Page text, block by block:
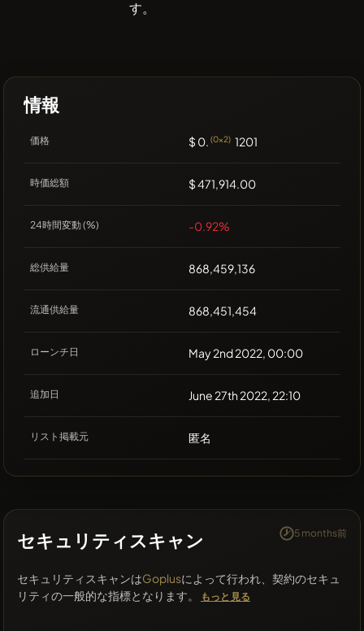
す。
情報
価格 $ 0. (0x2) 1201
時価総額 $ 471,914.00
24時間変動 (%) -0.92%
総供給量 868,459,136
流通供給量 868,451,454
ローンチ日 May 2nd 2022, 00:00
追加日 June 27th 2022, 22:10
リスト掲載元 匿名
セキュリティスキャン 5 months前
セキュリティスキャンはGoplusによって行われ、契約のセキュ
リティの一般的な指標となります。
もっと見る